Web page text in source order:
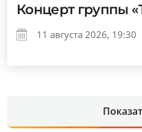
Концерт группы
11 августа 2026, 19:30